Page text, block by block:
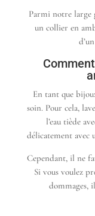
Parmi notre large
un collier en
En tant que
soin. Pour cela,
l’eau tiède
délicatement avec
Cependant, il ne
Si vous voulez
dommages,